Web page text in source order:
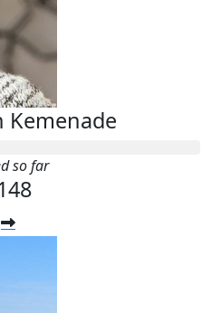
Kemenade
so far